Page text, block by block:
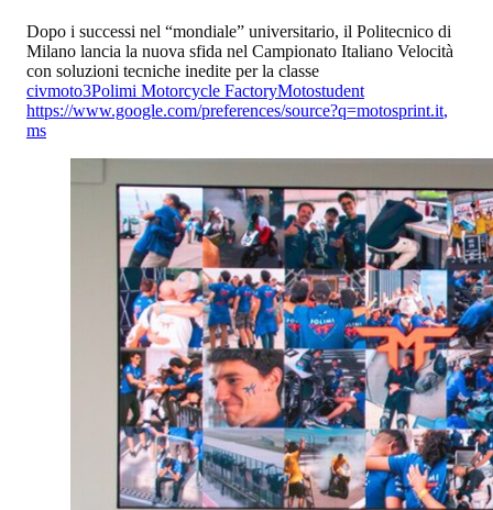
Dopo i successi nel “mondiale” universitario, il Politecnico di
Milano lancia la nuova sfida nel Campionato Italiano Velocità
con soluzioni tecniche inedite per la classe
civmoto3Polimi Motorcycle FactoryMotostudent
https://www.google.com/preferences/source?q=motosprint.it,
ms